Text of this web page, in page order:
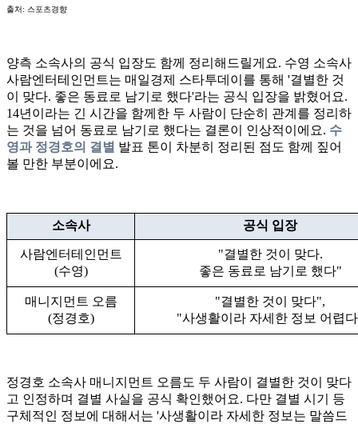
출처: 스포츠경향
양측 소속사의 공식 입장도 함께 정리해드릴게요. 수영 소속사
사람엔터테인먼트는 매일경제 스타투데이를 통해 '결별한 것
이 맞다. 좋은 동료로 남기로 했다'라는 공식 입장을 밝혔어요.
14년이라는 긴 시간을 함께한 두 사람이 단순히 관계를 정리하
는 것을 넘어 동료로 남기로 했다는 결론이 인상적이에요. 수
영과 정경호의 결별 발표 톤이 차분히 정리된 점도 함께 짚어
볼 만한 부분이에요.
소속사 공식 입장
사람엔터테인먼트
(수영)
"결별한 것이 맞다.
좋은 동료로 남기로 했다"
매니지먼트 오름
(정경호)
"결별한 것이 맞다",
"사생활이라 자세한 정보 어렵
정경호 소속사 매니지먼트 오름도 두 사람이 결별한 것이 맞다
고 인정하며 결별 사실을 공식 확인했어요. 다만 결별 시기 등
구체적인 정보에 대해서는 '사생활이라 자세한 정보는 말씀드